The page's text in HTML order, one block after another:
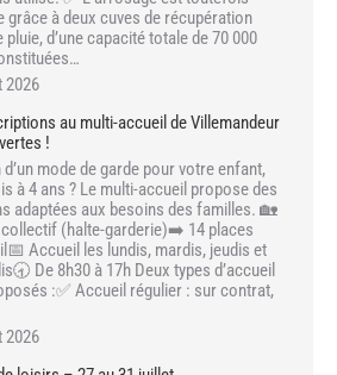
grâce à deux cuves de récupération
pluie, d’une capacité totale de 70 000
2026
au multi-accueil de Villemandeur
!
d’un mode de garde pour votre enfant,
à 4 ans ? Le multi-accueil propose des
adaptées aux besoins des familles. 🏡
(halte-garderie)➡️ 14 places
Accueil les lundis, mardis, jeudis et
De 8h30 à 17h Deux types d’accueil
:✅ Accueil régulier : sur contrat,
2026